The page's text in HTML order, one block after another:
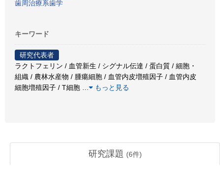
歯周治療系歯学
キーワード
研究代表者
ラクトフェリン / 血管新生 / シグナル伝達 / 蛋白質 / 細胞・
組織 / 農林水産物 / 腫瘍細胞 / 血管内皮増殖因子 / 血管内皮
細胞増殖因子 / T細胞
もっと見る
研究課題 (6件)